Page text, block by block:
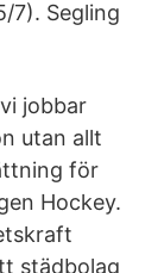
7). Segling
jobbar
utan allt
för
Hockey.
städbolag